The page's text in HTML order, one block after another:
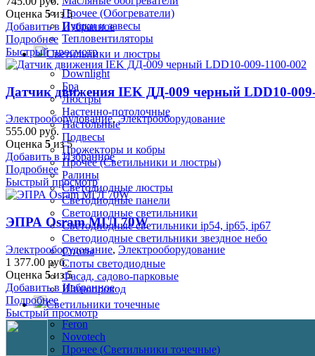
Прочее (Обогреватели)
Пушки и завесы
Тепловентиляторы
Светильники и люстры
Downlight
Бра
Люстры
Настенно-потолочные
Настольные
Подвесы
Прожекторы и кобры
Прочее (Светильники и люстры)
Ралины
Светодиодные люстры
Светодиодные панели
Светодиодные светильники
Светодиодные светильники ip54, ip65, ip67
Светодиодные светильники звездное небо
Споты
Споты светодиодные
Фасад, садово-парковые
Шинопровод
Светильники точечные
Feron
Novotech
Прочее (Светильники точечные)
Оценка 5из 5
Добавить в Избранное
Подробнее
Быстрый просмотр
Датчик движения IEK ДД-009 черный LDD10-
Электрооборудование,Электрооборудование
555.00 руб.
Оценка 5из 5
Добавить в Избранное
Подробнее
Быстрый просмотр
ЭПРА Osram МГЛ 70W
Электрооборудование, Электрооборудование
1 377.00 руб.
Оценка 5из 5
Добавить в Избранное
Подробнее
Быстрый просмотр